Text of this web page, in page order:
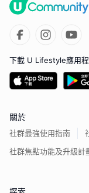
下載 U Lifestyle應用
關於
社群最強使用指南
社群焦點功能及升級計